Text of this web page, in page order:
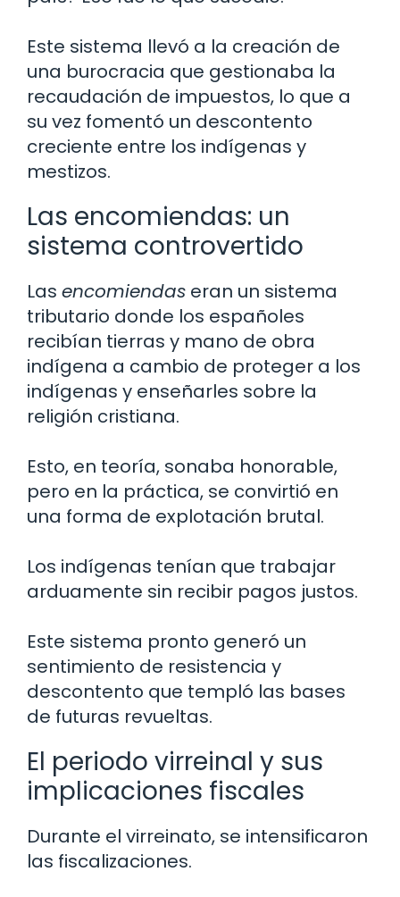
Este sistema llevó a la creación de
una burocracia que gestionaba la
recaudación de impuestos, lo que a
su vez fomentó un descontento
creciente entre los indígenas y
mestizos.
Las encomiendas: un
sistema controvertido
Las encomiendas eran un sistema
tributario donde los españoles
recibían tierras y mano de obra
indígena a cambio de proteger a los
indígenas y enseñarles sobre la
religión cristiana.
Esto, en teoría, sonaba honorable,
pero en la práctica, se convirtió en
una forma de explotación brutal.
Los indígenas tenían que trabajar
arduamente sin recibir pagos justos.
Este sistema pronto generó un
sentimiento de resistencia y
descontento que templó las bases
de futuras revueltas.
El periodo virreinal y sus
implicaciones fiscales
Durante el virreinato, se intensificaron
las fiscalizaciones.